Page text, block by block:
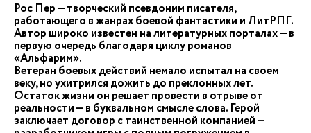
Рос Пер — творческий псевдоним писателя,
работающего в жанрах боевой фантастики и ЛитРПГ.
Автор широко известен на литературных порталах — в
первую очередь благодаря циклу романов
«Альфарим».
Ветеран боевых действий немало испытал на своем
веку, но ухитрился дожить до преклонных лет.
Остаток жизни он решает провести в отрыве от
реальности — в буквальном смысле слова. Герой
заключает договор с таинственной компанией —